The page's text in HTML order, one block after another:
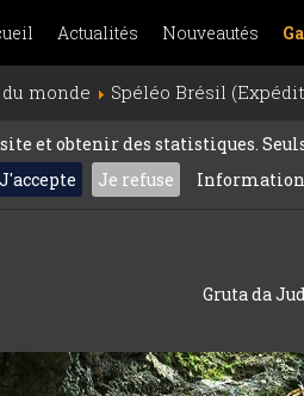
Actualités Nouveautés
monde Spéléo Brésil
et obtenir des statistiques.
J'accepte
Je refuse
Gruta da